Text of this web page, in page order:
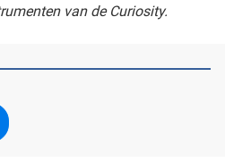
van de Curiosity.